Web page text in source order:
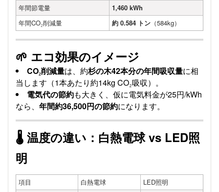
年間節電量
1,460 kWh
年間CO₂削減量
約 0.584 トン （584kg）
🌱 エコ効果のイメージ
CO₂削減量は、約杉の木42本分の年間吸収量に相
当します（1本あたり約14kg CO₂吸収）。
電気代の節約も大きく、仮に電気料金が25円/kWh
なら、 年間約36,500円の節約になります。
🌡️ 温度の違い：白熱電球 vs LED照
明
項目 白熱電球 LED照明